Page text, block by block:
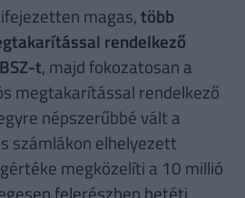
magas,több
rendelkező
t, majd fokozatosan a
megtakarítással rendelkező
népszerűbbé vált a
számlákon elhelyezett
megközelíti a 10 millió